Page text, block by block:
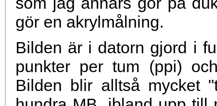
gör en akrylmålning.
Bilden är i datorn gjord i
punkter per tum (ppi)
Bilden blir alltså mycket